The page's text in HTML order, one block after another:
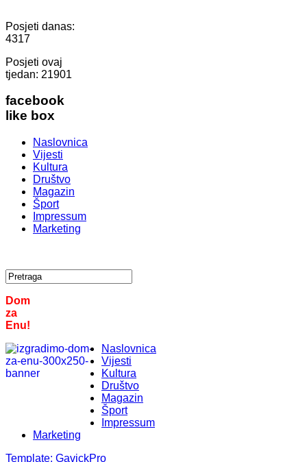
Posjeti danas:
4317
Posjeti ovaj
tjedan: 21901
facebook
like box
Naslovnica
Vijesti
Kultura
Društvo
Magazin
Šport
Impressum
Marketing
Dom
za
Enu!
Naslovnica
Vijesti
Kultura
Društvo
Magazin
Šport
Impressum
Marketing
Template: GavickPro